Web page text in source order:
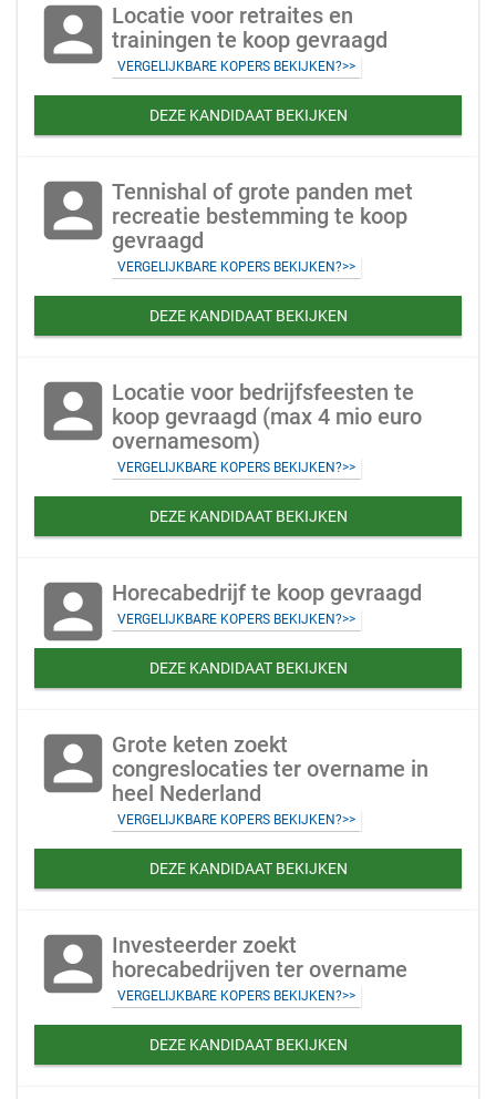
account_box Locatie voor retraites en
trainingen te koop gevraagd
VERGELIJKBARE KOPERS BEKIJKEN?>>
DEZE KANDIDAAT BEKIJKEN
account_box Tennishal of grote panden met
recreatie bestemming te koop
gevraagd
VERGELIJKBARE KOPERS BEKIJKEN?>>
DEZE KANDIDAAT BEKIJKEN
account_box Locatie voor bedrijfsfeesten te
koop gevraagd (max 4 mio euro
overnamesom)
VERGELIJKBARE KOPERS BEKIJKEN?>>
DEZE KANDIDAAT BEKIJKEN
account_box Horecabedrijf te koop gevraagd
VERGELIJKBARE KOPERS BEKIJKEN?>>
DEZE KANDIDAAT BEKIJKEN
account_box Grote keten zoekt
congreslocaties ter overname in
heel Nederland
VERGELIJKBARE KOPERS BEKIJKEN?>>
DEZE KANDIDAAT BEKIJKEN
account_box Investeerder zoekt
horecabedrijven ter overname
VERGELIJKBARE KOPERS BEKIJKEN?>>
DEZE KANDIDAAT BEKIJKEN